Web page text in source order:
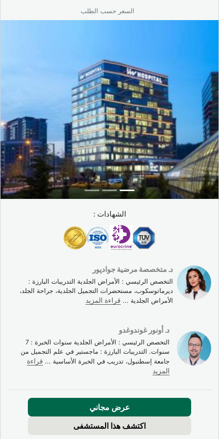
الجلدية، الأمراض الصدرية، وغيرها.
تشعر بأعراض قد تشير إلى تصلب الجلد؟ تواصل معنا في تركيا
لتقييم شامل وخطة علاجية تناسب حالتك.
العلاجات الطبية المناسبة مع كل حالة
لا يوجد علاج يقضي على تصلب الجلد بشكل نهائي. لكن المراكز
إبطاء تطور المرض وتخفيف الأعراض وتحسين الراحة.
حسب نوع المرض ومساره، قد يصف الأطباء:
مضادات الالتهابلتسكين آلام المفاصل والعضلات.
(توسيليزوماب، ريتوكسيماب) في
الحالات الشديدة المقاومة.
السعر حسب الطلب
الشهادات :
د. متخصصة مرضية جوادپور
التخصص الرئيسي : الأمراض الجلدية التدريبات البارزة :
ديرماتوسكوب، مستحضرات التجميل الجلدية، جراحة الجلد،
الأمراض الجلدية ... قراءة المزيد
د. أونور غوندوغدو
التخصص الرئيسي : الأمراض الجلدية سنوات الخبرة : 7
سنوات. التدريبات البارزة : ماجستير في علم التجميل من
جامعة إسطنبول، تدريب في الخبرة الأساسية ... قراءة
المزيد
عرض مجاني
اكتشف هذا المستشفى